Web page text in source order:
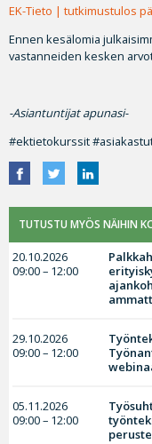
EK-Tieto | tutkimustulos
Ennen kesälomia
vastanneiden kesken
-Asiantuntijat apunasi-
#ektietokurssit
TUTUSTU MYÖS NÄIHIN
20.10.2026
09:00 – 12:00
29.10.2026
09:00 – 12:00
05.11.2026
09:00 – 12:00